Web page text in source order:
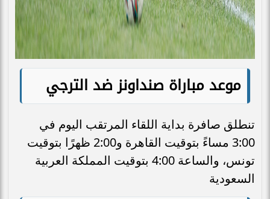
موعد مباراة صنداونز ضد الترجي
تنطلق صافرة بداية اللقاء المرتقب اليوم في
3:00 مساءً بتوقيت القاهرة و2:00 ظهرًا بتوقيت
تونس، والساعة 4:00 بتوقيت المملكة العربية
السعودية